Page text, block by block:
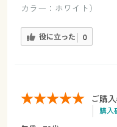
カラー：ホワイト）
役に立った 0
ご購
購入